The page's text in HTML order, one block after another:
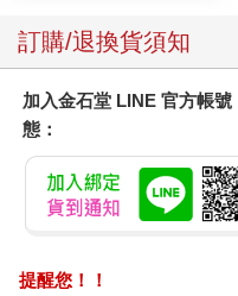
訂購/退換貨須知
加入金石堂 LINE 官方帳
態：
提醒您！！